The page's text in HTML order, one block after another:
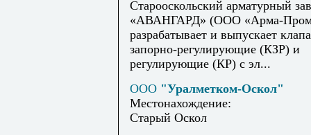
Старооскольский арматурный
«АВАНГАРД» (ООО «Арма-
разрабатывает и выпускает
запорно-регулирующие (КЗР) и
регулирующие (КР) с эл...
ООО "Уралметком-Оскол"
Местонахождение:
Старый Оскол